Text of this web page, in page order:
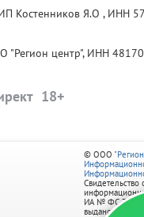
Костенников Я.О , ИНН
"Регион центр", ИНН
© ООО
ИА № ФС
выдано